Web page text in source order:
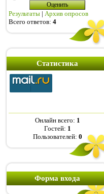
Результаты | Архив опросов
Всего ответов: 4
Статистика
Онлайн всего: 1
Гостей: 1
Пользователей: 0
Форма входа